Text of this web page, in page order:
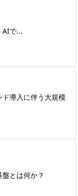
で...
導入に伴う大規模
とは何か？